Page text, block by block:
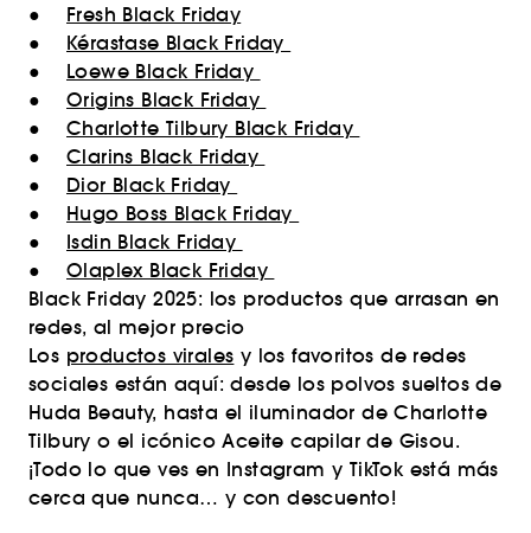
● Fresh Black Friday
● Kérastase Black Friday
● Loewe Black Friday
● Origins Black Friday
● Charlotte Tilbury Black Friday
● Clarins Black Friday
● Dior Black Friday
● Hugo Boss Black Friday
● Isdin Black Friday
● Olaplex Black Friday
Black Friday 2025: los productos que arrasan en
redes, al mejor precio
Los productos virales y los favoritos de redes
sociales están aquí: desde los polvos sueltos de
Huda Beauty, hasta el iluminador de Charlotte
Tilbury o el icónico Aceite capilar de Gisou.
¡Todo lo que ves en Instagram y TikTok está más
cerca que nunca… y con descuento!